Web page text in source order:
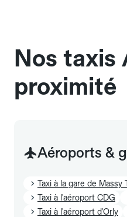
Nos taxis
proximité
Aéroports &
Taxi à la gare de Massy
Taxi à l'aéroport CDG
Taxi à l'aéroport d'Orly